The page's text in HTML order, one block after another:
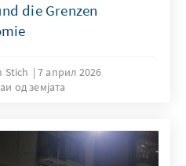
die Grenzen
Stich
7 април 2026
од земјата